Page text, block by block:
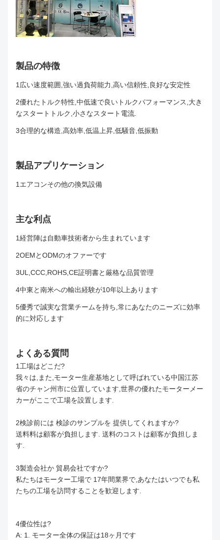
製品の特徴
1広い速度範囲,強い過負荷能力,高い信頼性,良好な安定性
2優れたトルク特性,中低速で良いトルクパフォーマンス,大き
なスタートトルク,小さなスタート電流.
3合理的な構造,高効率,低温上昇,低騒音,低振動
製品アプリケーション
1エアコンその他の換気設備
主な利点
1経営陣は自動車技術者から生まれています
2OEMとODMのオファーです
3UL,CCC,ROHS,CE証明書と厳格な品質管理
4中東と南米への輸出経験が10年以上あります
5優秀で誠実な営業チームを持ち,常にあなたのニーズに効率
的に対応します
よくある質問
1工場はどこだ?
我々は,また,モーター生産基地として呼ばれている中国江苏
省のチャン州市に位置しています,世界の優れたモーターメー
カーがここで工場を設置します.
2検診前には 検診のサンプルを 提供してくれますか?
送料料は顧客が負担します. 送料のコストは顧客が負担しま
す.
3製造会社か 貿易会社ですか?
私たちはモーター工場で 17年間業界で,あなたはいつでも私
たちの工場を訪問することを歓迎します.
4優位性は?
A: 1. モーター全体の保証は18ヶ月です